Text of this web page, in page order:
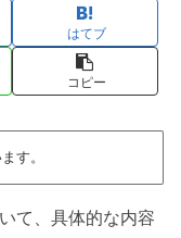
はてブ
コピー
す。
て、具体的な内容